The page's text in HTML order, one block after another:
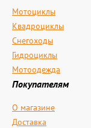
Мотоциклы
Квадроциклы
Снегоходы
Гидроциклы
Мотоодежда
Покупателям
О магазине
Доставка